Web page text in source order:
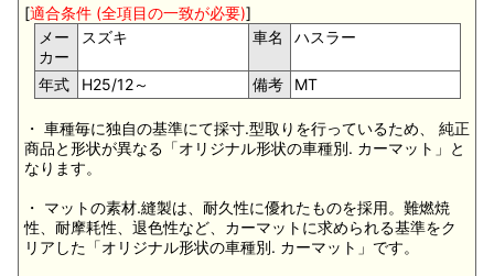
[適合条件 (全項目の一致が必要)]
メー
カー
スズキ 車名 ハスラー
年式 H25/12～ 備考 MT
・ 車種毎に独自の基準にて採寸.型取りを行っているため、 純正
商品と形状が異なる「オリジナル形状の車種別. カーマット」と
なります。
・ マットの素材.縫製は、耐久性に優れたものを採用。難燃焼
性、耐摩耗性、退色性など、カーマットに求められる基準をク
リアした「オリジナル形状の車種別. カーマット」です。